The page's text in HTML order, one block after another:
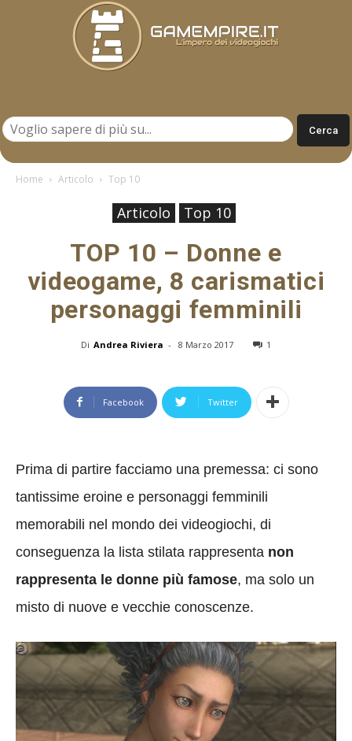
Home Articolo Top 10
Articolo Top 10
TOP 10 – Donne e
videogame, 8 carismatici
personaggi femminili
Di Andrea Riviera - 8 Marzo 2017 1
Facebook Twitter
Prima di partire facciamo una premessa: ci sono
tantissime eroine e personaggi femminili
memorabili nel mondo dei videogiochi, di
conseguenza la lista stilata rappresenta non
rappresenta le donne più famose, ma solo un
misto di nuove e vecchie conoscenze.